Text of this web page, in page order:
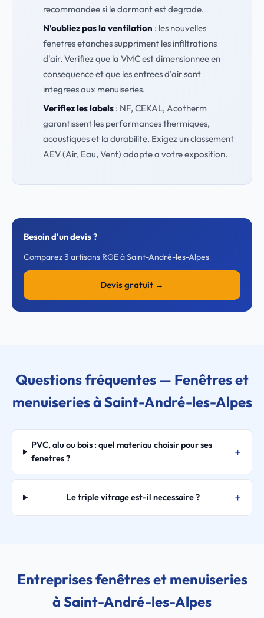
recommandee si le dormant est degrade.
N'oubliez pas la ventilation : les nouvelles
fenetres etanches suppriment les infiltrations
d'air. Verifiez que la VMC est dimensionnee en
consequence et que les entrees d'air sont
integrees aux menuiseries.
Verifiez les labels: NF, CEKAL, Acotherm
garantissent les performances thermiques,
acoustiques et la durabilite. Exigez un classement
AEV (Air, Eau, Vent) adapte a votre exposition.
Besoin d'un devis ?
Comparez 3 artisans RGE à Saint-André-les-Alpes
Devis gratuit →
Questions fréquentes — Fenêtres et
menuiseries à Saint-André-les-Alpes
PVC, alu ou bois : quel materiau choisir pour ses
fenetres ?
Le triple vitrage est-il necessaire ?
Entreprises fenêtres et menuiseries
à Saint-André-les-Alpes